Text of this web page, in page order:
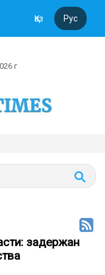
Қаз Рус
г
задержан